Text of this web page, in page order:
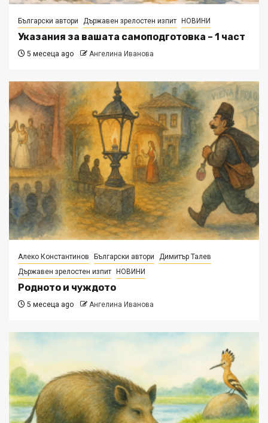
Български автори Държавен зрелостен изпит НОВИНИ
Указания за вашата самоподготовка – 1 част
5 месеца ago Ангелина Иванова
Алеко Константинов Български автори
Димитър Талев
Държавен зрелостен изпит
НОВИНИ
Родното и чуждото
5 месеца ago Ангелина Иванова